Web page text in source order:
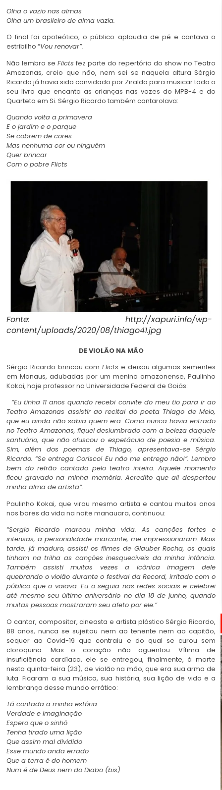
Olha o vazio nas almas
Olha um brasileiro de alma vazia.
O final foi apoteótico, o público aplaudia de pé e cantava o
estribilho “Vou renovar”.
Não lembro se Flicts fez parte do repertório do show no Teatro
Amazonas, creio que não, nem sei se naquela altura Sérgio
Ricardo já havia sido convidado por Ziraldo para musicar todo o
seu livro que encanta as crianças nas vozes do MPB-4 e do
Quarteto em Si. Sérgio Ricardo também cantarolava:
Quando volta a primavera
E o jardim e o parque
Se cobrem de cores
Mas nenhuma cor ou ninguém
Quer brincar
Com o pobre Flicts
Fonte: http://xapuri.info/wp-
content/uploads/2020/08/thiago41.jpg
DE VIOLÃO NA MÃO
Sérgio Ricardo brincou com Flicts e deixou algumas sementes
em Manaus, adubadas por um menino amazonense, Paulinho
Kokai, hoje professor na Universidade Federal de Goiás:
“Eu tinha 11 anos quando recebi convite do meu tio para ir ao
Teatro Amazonas assistir ao recital do poeta Thiago de Melo,
que eu ainda não sabia quem era. Como nunca havia entrado
no Teatro Amazonas, fiquei deslumbrado com a beleza daquele
santuário, que não ofuscou o espetáculo de poesia e música.
Sim, além dos poemas de Thiago, apresentava-se Sérgio
Ricardo. “Se entrega Corisco! Eu não me entrego não!”. Lembro
bem do refrão cantado pelo teatro inteiro. Aquele momento
ficou gravado na minha memória. Acredito que ali despertou
minha alma de artista”.
Paulinho Kokai, que virou mesmo artista e cantou muitos anos
nos bares da vida na noite manauara, continuou:
“Sergio Ricardo marcou minha vida. As canções fortes e
intensas, a personalidade marcante, me impressionaram. Mais
tarde, já maduro, assisti os filmes de Glauber Rocha, os quais
tinham na trilha as canções inesquecíveis da minha infância.
Também assisti muitas vezes a icônica imagem dele
quebrando o violão durante o festival da Record, irritado com o
público que o vaiava. Eu o seguia nas redes sociais e celebrei
até mesmo seu último aniversário no dia 18 de junho, quando
muitas pessoas mostraram seu afeto por ele.”
O cantor, compositor, cineasta e artista plástico Sérgio Ricardo,
88 anos, nunca se sujeitou nem ao tenente nem ao capitão,
sequer ao Covid-19 que contraiu e do qual se curou sem
cloroquina. Mas o coração não aguentou. Vítima de
insuficiência cardíaca, ele se entregou, finalmente, à morte
nesta quinta-feira (23), de violão na mão, que era sua arma de
luta. Ficaram a sua música, sua história, sua lição de vida e a
lembrança desse mundo errático:
Tá contada a minha estória
Verdade e imaginação
Espero que o sinhô
Tenha tirado uma lição
Que assim mal dividido
Esse mundo anda errado
Que a terra é do homem
Num é de Deus nem do Diabo (bis)